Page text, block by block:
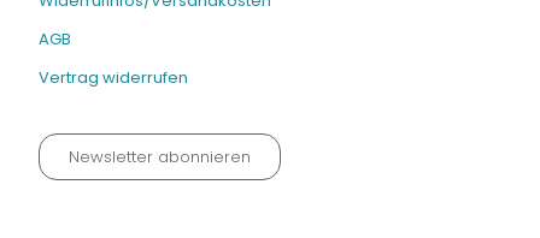
AGB
Vertrag widerrufen
Newsletter abonnieren